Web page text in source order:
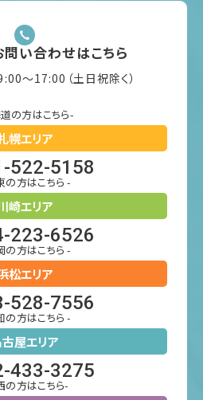
い合わせはこちら
〜17:00（土日祝除く）
の方はこちら-
幌エリア
522-5158
の方はこちら -
崎エリア
223-6526
の方はこちら -
松エリア
528-7556
の方はこちら -
屋エリア
433-3275
の方はこちら-